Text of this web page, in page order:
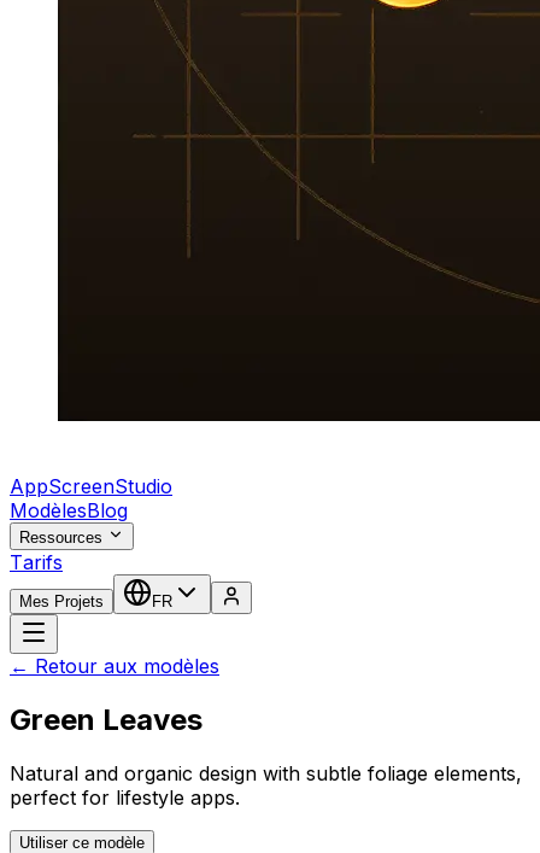
AppScreenStudio
ModèlesBlog
Ressources
Tarifs
Mes Projets FR
← Retour aux modèles
Green Leaves
Natural and organic design with subtle foliage elements,
perfect for lifestyle apps.
Utiliser ce modèle